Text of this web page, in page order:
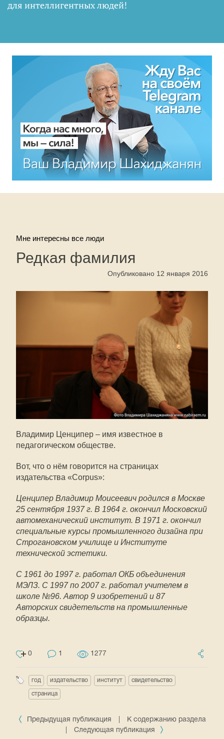
для интеллигентных людей!
Мне интересны все люди
Редкая фамилия
Опубликовано 12 января 2016
Владимир Ценципер – имя известное в
педагогическом обществе.
Вот, что о нём говорится на страницах
издательства «Corpus»:
Ценципер Владимир Моисеевич родился в Москве
25 сентября 1937 г. В 1964 г. окончил Московский
автомеханический институт. В 1971 г. окончил
специальные курсы промышленного дизайна при
Строгановском училище и Институте
технической эстетики.
С 1961 до 1997 г. работал ОКБ объединения
МЭЛЗ. С 1997 по 2007 г. работал учителем в
школе №96. Автор 9 изобретений и 87
Авторских свидетельств на промышленные
образцы.
0 1 1277
год издательство институт свидетельство
страница
Предыдущая публикация
К содержанию раздела
Следующая публикация